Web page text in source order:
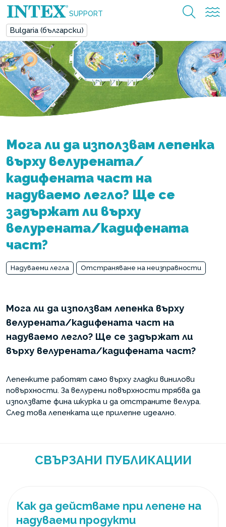
SUPPORT
Bulgaria (български)
Мога ли да използвам лепенка
върху велурената/
кадифената част на
надуваемо легло? Ще се
задържат ли върху
велурената/кадифената
част?
Надуваеми легла Отстраняване на неизправности
Мога ли да използвам лепенка върху
велурената/кадифената част на
надуваемо легло? Ще се задържат ли
върху велурената/кадифената част?
Лепенките работят само върху гладки винилови
повърхности. За велурени повърхности трябва да
използвате фина шкурка и да отстраните велура.
След това лепенката ще прилепне идеално.
СВЪРЗАНИ ПУБЛИКАЦИИ
Как да действаме при лепене на
надуваеми продукти